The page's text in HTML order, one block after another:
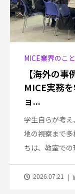
MICE業界のこ
【海外の
MICE実務
ョ...
学生自らが考
地の視察まで
ちは、教室での
2026.07.21